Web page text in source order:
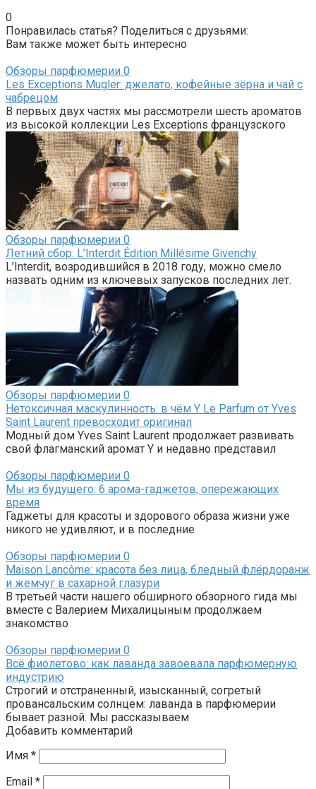
0
Понравилась статья? Поделиться с друзьями:
Вам также может быть интересно
Обзоры парфюмерии 0
Les Exceptions Mugler: джелато, кофейные зёрна и чай с
чабрецом
В первых двух частях мы рассмотрели шесть ароматов
из высокой коллекции Les Exceptions французского
Обзоры парфюмерии 0
Летний сбор: L’Interdit Édition Millésime Givenchy
L’Interdit, возродившийся в 2018 году, можно смело
назвать одним из ключевых запусков последних лет.
Обзоры парфюмерии 0
Нетоксичная маскулинность: в чём Y Le Parfum от Yves
Saint Laurent превосходит оригинал
Модный дом Yves Saint Laurent продолжает развивать
свой флагманский аромат Y и недавно представил
Обзоры парфюмерии 0
Мы из будущего: 6 арома-гаджетов, опережающих
время
Гаджеты для красоты и здорового образа жизни уже
никого не удивляют, и в последние
Обзоры парфюмерии 0
Maison Lancôme: красота без лица, бледный флёрдоранж
и жемчуг в сахарной глазури
В третьей части нашего обширного обзорного гида мы
вместе с Валерием Михалицыным продолжаем
знакомство
Обзоры парфюмерии 0
Всё фиолетово: как лаванда завоевала парфюмерную
индустрию
Строгий и отстраненный, изысканный, согретый
провансальским солнцем: лаванда в парфюмерии
бывает разной. Мы рассказываем
Добавить комментарий
Имя *
Email *